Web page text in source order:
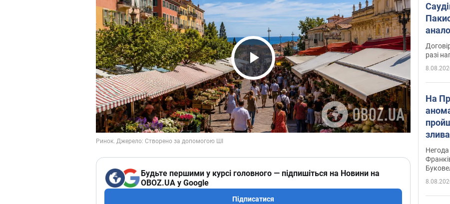
Play Video
Будьте першими у курсі головного — підпишіться на Новини на
OBOZ.UA у Google
Підписатися
разі
На